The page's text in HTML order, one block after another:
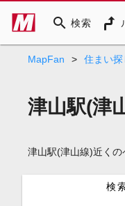
search 検索
MapFan > 住まい探
津山駅(津
津山駅(津山線)近く
検